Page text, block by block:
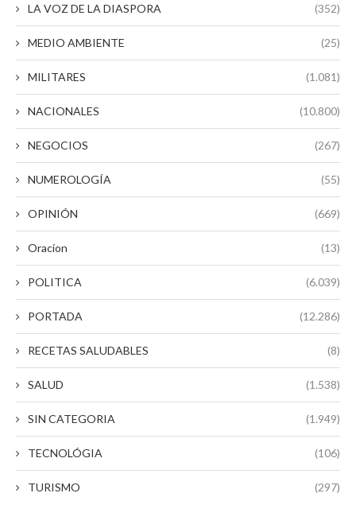
LA VOZ DE LA DIASPORA (352)
MEDIO AMBIENTE (25)
MILITARES (1.081)
NACIONALES (10.800)
NEGOCIOS (267)
NUMEROLOGÍA (55)
OPINIÓN (669)
Oracion (13)
POLITICA (6.039)
PORTADA (12.286)
RECETAS SALUDABLES (8)
SALUD (1.538)
SIN CATEGORIA (1.949)
TECNOLÓGIA (106)
TURISMO (297)